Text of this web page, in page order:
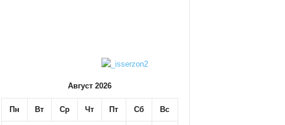
Август 2026
Пн Вт Ср Чт Пт Сб Вс